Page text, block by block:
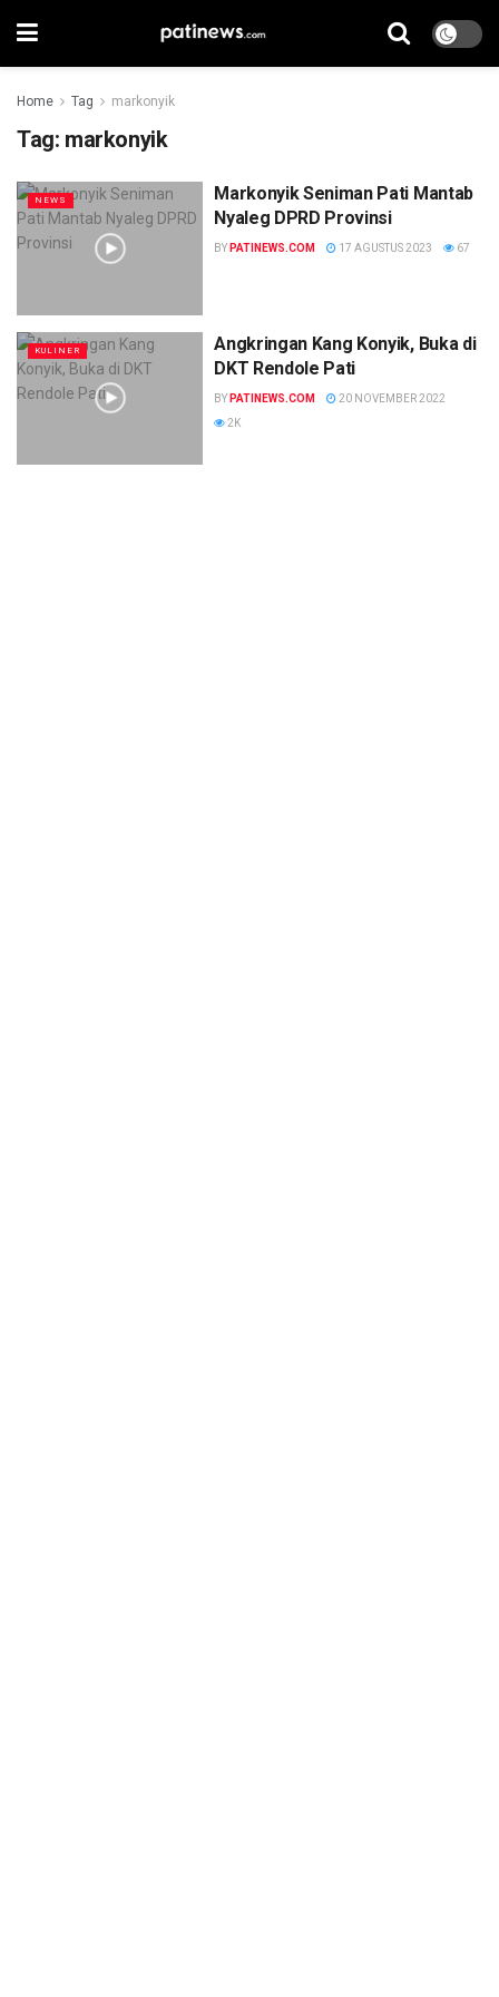
Home Tag markonyik
Tag: markonyik
NEWS
Markonyik Seniman Pati Mantab
Nyaleg DPRD Provinsi
BY PATINEWS.COM 17 AGUSTUS 2023 67
KULINER
Angkringan Kang Konyik, Buka di
DKT Rendole Pati
BY PATINEWS.COM
20 NOVEMBER 2022
2K